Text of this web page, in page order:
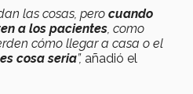
las cosas, pero cuando
a los pacientes, como
cómo llegar a casa o el
es cosa seria”, añadió el